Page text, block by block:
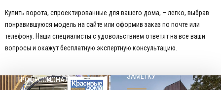
Купить ворота, спроектированные для вашего дома, – легко, выбрав
понравившуюся модель на сайте или оформив заказ по почте или
телефону. Наши специалисты с удовольствием ответят на все ваши
вопросы и окажут бесплатную экспертную консультацию.
ПРОФЕССИОНАЛОВ
ЗАМЕТКУ